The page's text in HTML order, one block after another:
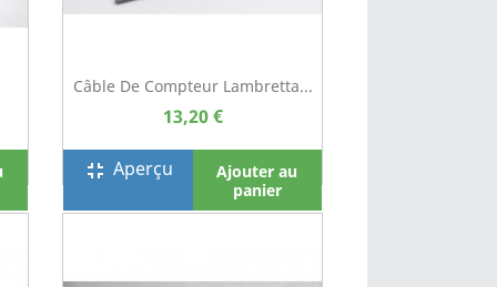
Câble De Compteur Lambretta...
13,20 €
fullscreen_exit Aperçu
Ajouter au
panier